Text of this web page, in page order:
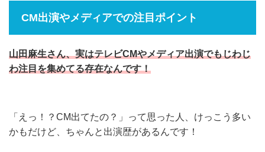
CM出演やメディアでの注目ポイント
山田麻生さん、実はテレビCMやメディア出演でもじわじ
わ注目を集めてる存在なんです！
「えっ！？CM出てたの？」って思った人、けっこう多い
かもだけど、ちゃんと出演歴があるんです！